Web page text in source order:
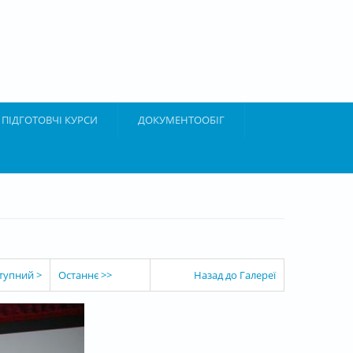
ПІДГОТОВЧІ КУРСИ ДОКУМЕНТООБІГ
> Останнє >> Назад до Галереї